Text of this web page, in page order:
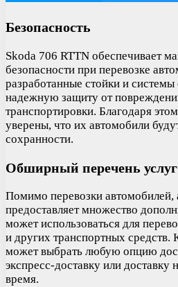
Безопасность
Skoda 706 RTTN обеспечивает
безопасности при перевозке
разработанные стойки и
надежную защиту от
транспортировки. Благодаря
уверены, что их автомобили
сохранности.
Обширный перечень услуг
Помимо перевозки автомобилей,
предоставляет множество
может использоваться для
и других транспортных средств.
может выбрать любую опцию
экспресс-доставку или доставку
время.